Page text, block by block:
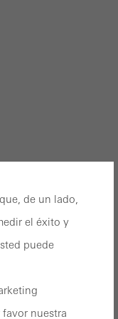
de un lado,
el éxito y
puede
nuestra